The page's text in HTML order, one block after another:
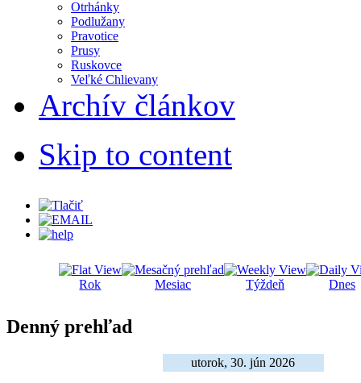
Otrhánky
Podlužany
Pravotice
Prusy
Ruskovce
Veľké Chlievany
Archív článkov
Skip to content
Rok Mesiac Týždeň Dnes
Denný prehľad
utorok, 30. jún 2026